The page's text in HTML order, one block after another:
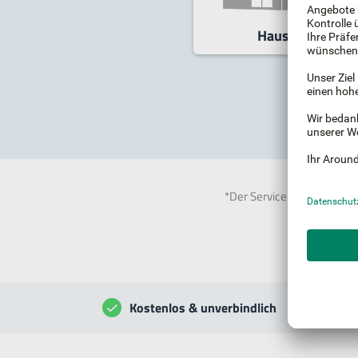
Haus
*Der Service ist für Sie
Kostenlos & unverbindlich